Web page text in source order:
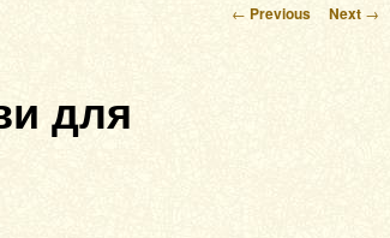
Post navigation
← Previous Next →
для